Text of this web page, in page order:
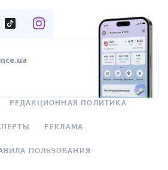
РЕДАКЦИОННАЯ ПОЛИТИКА
РЕКЛАМА
ПОЛЬЗОВАНИЯ